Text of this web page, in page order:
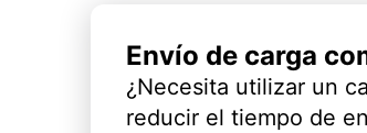
Envío de carga
¿Necesita utilizar un
reducir el tiempo de